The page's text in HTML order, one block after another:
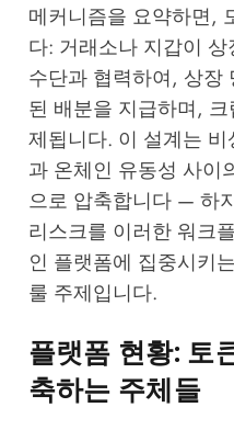
메커니즘을 요약하면,
다: 거래소나 지갑이
수단과 협력하여, 상장
된 배분을 지급하며,
제됩니다. 이 설계는
과 온체인 유동성 사이
으로 압축합니다 — 하
리스크를 이러한 워크
인 플랫폼에 집중시키
룰 주제입니다.
플랫폼 현황: 토
축하는 주체들